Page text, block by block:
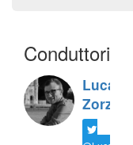
Conduttori
Luca
Zorzi